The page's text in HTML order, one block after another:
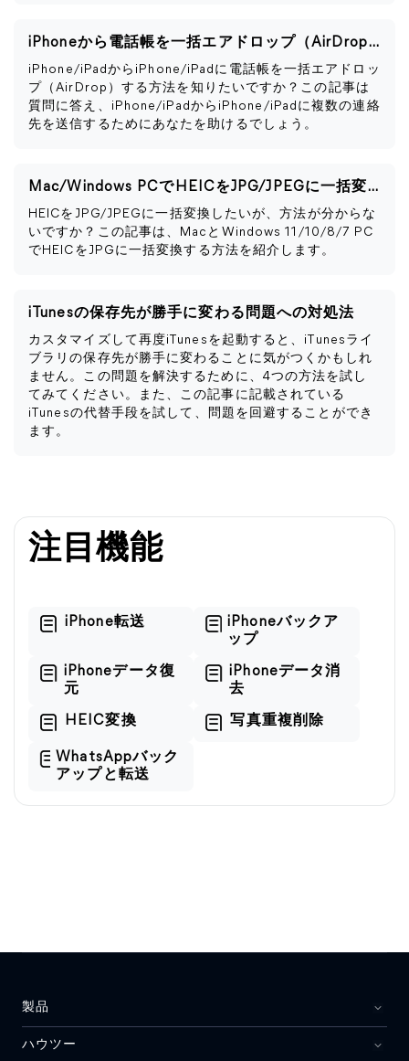
iPhoneから電話帳を一括エアドロップ（AirDrop）する方法
iPhone/iPadからiPhone/iPadに電話帳を一括エアドロッ
プ（AirDrop）する方法を知りたいですか？この記事は
質問に答え、iPhone/iPadからiPhone/iPadに複数の連絡
先を送信するためにあなたを助けるでしょう。
Mac/Windows PCでHEICをJPG/JPEGに一括変換する方法
HEICをJPG/JPEGに一括変換したいが、方法が分からな
いですか？この記事は、MacとWindows 11/10/8/7 PC
でHEICをJPGに一括変換する方法を紹介します。
iTunesの保存先が勝手に変わる問題への対処法
カスタマイズして再度iTunesを起動すると、iTunesライ
ブラリの保存先が勝手に変わることに気がつくかもしれ
ません。この問題を解決するために、4つの方法を試し
てみてください。また、この記事に記載されている
iTunesの代替手段を試して、問題を回避することができ
ます。
注目機能
iPhone転送
iPhoneバックア
ップ
iPhoneデータ復
元
iPhoneデータ消
去
HEIC変換 写真重複削除
WhatsAppバック
アップと転送
製品
ハウツー